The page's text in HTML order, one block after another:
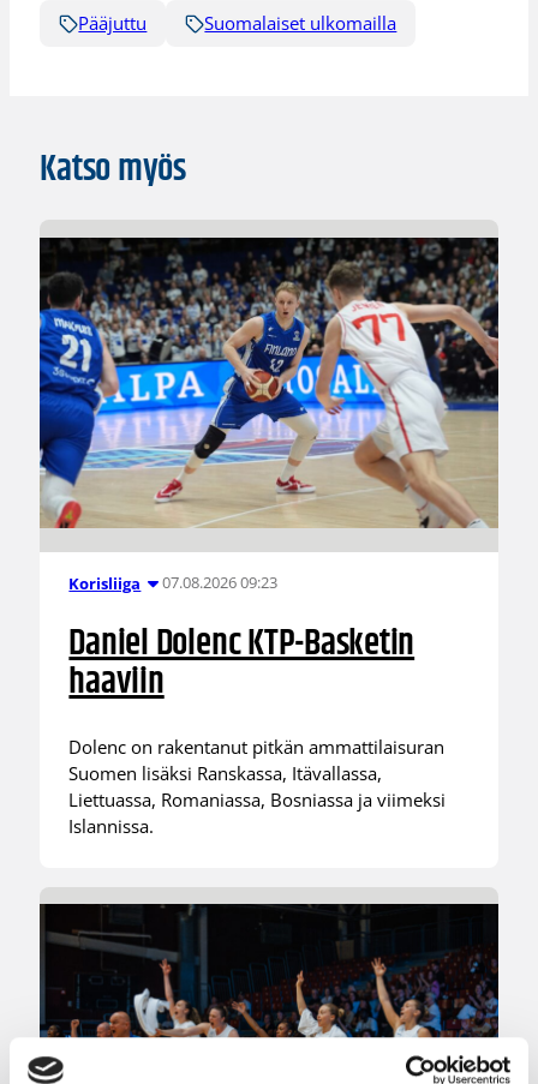
Pääjuttu Suomalaiset ulkomailla
Katso myös
Korisliiga 07.08.2026 09:23
Daniel Dolenc KTP-Basketin
haaviin
Dolenc on rakentanut pitkän ammattilaisuran
Suomen lisäksi Ranskassa, Itävallassa,
Liettuassa, Romaniassa, Bosniassa ja viimeksi
Islannissa.